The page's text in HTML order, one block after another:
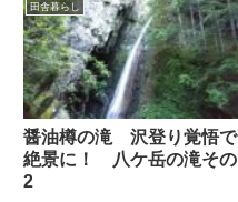
田舎暮らし
醤油樽の滝 沢登り覚悟で
絶景に！ 八ケ岳の滝その
2